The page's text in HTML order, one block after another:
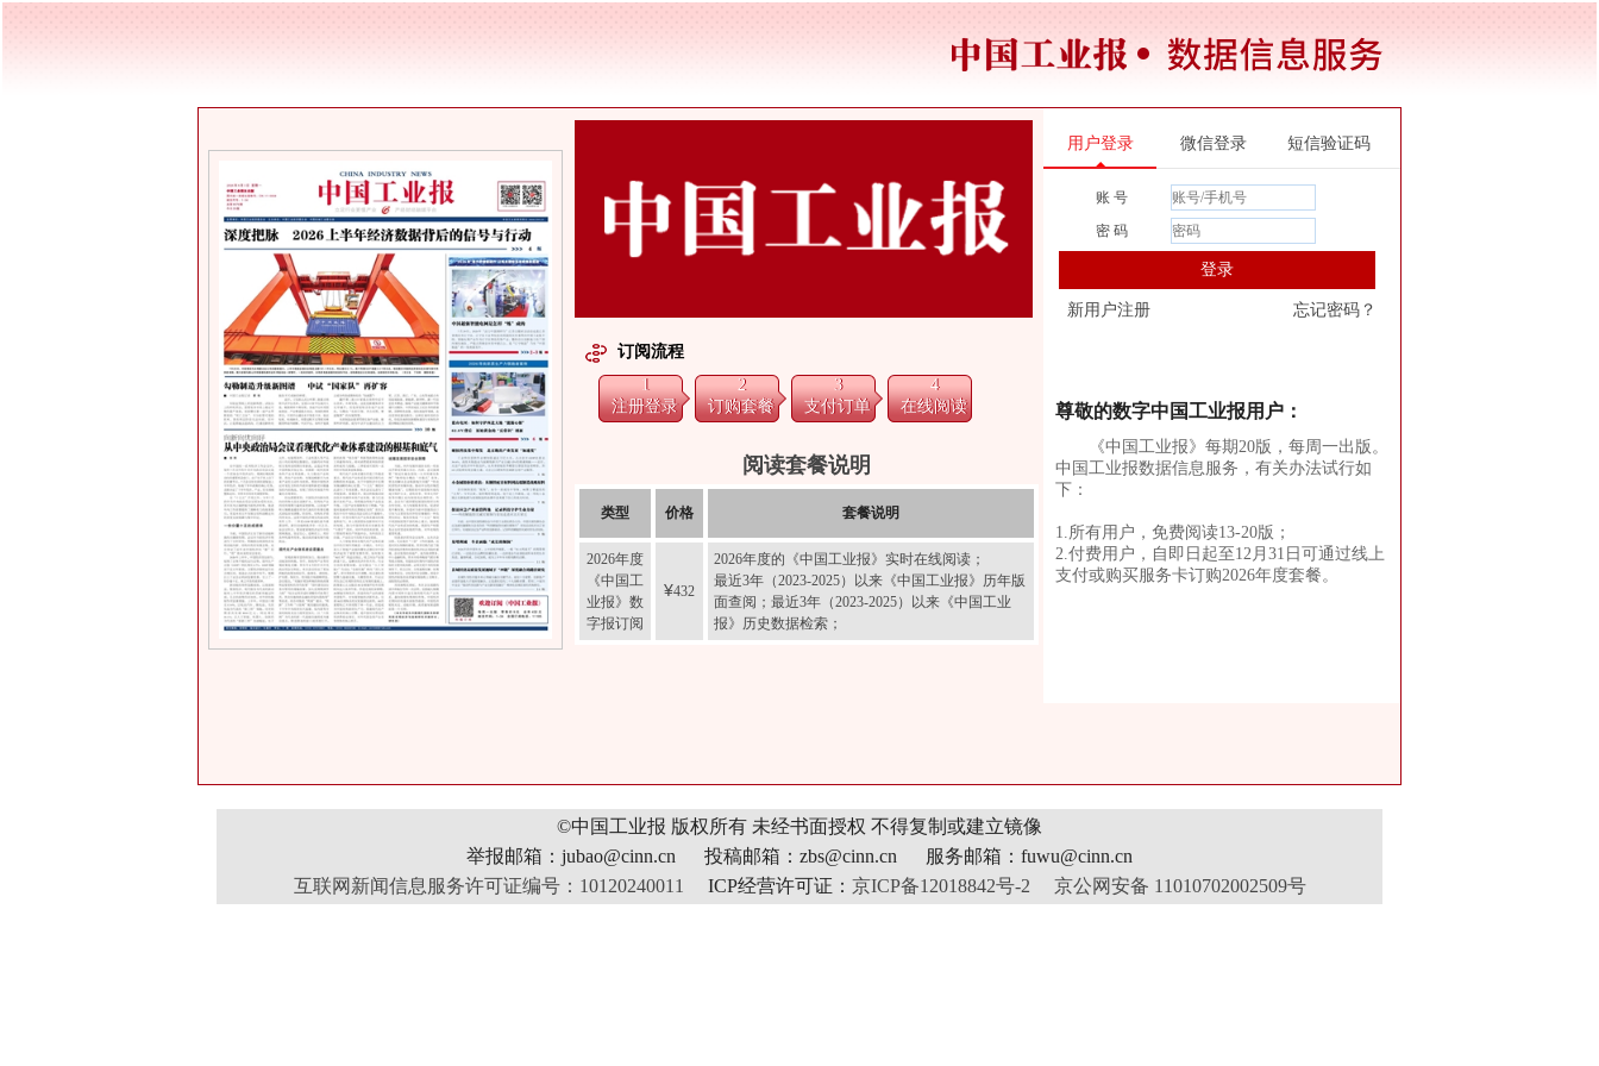
订阅流程
1
注册登录
2
订购套餐
3
支付订单
4
在线阅读
阅读套餐说明
类型 价格 套餐说明
2026年度
《中国工
业报》数
字报订阅
¥432
2026年度的《中国工业报》实时在线阅读；
最近3年（2023-2025）以来《中国工业报》历年版
面查阅；最近3年（2023-2025）以来《中国工业
报》历史数据检索；
用户登录 微信登录 短信验证码
账 号
密 码
登录
新用户注册 忘记密码？
尊敬的数字中国工业报用户：
《中国工业报》每期20版，每周一出版。
中国工业报数据信息服务，有关办法试行如
下：
1.所有用户，免费阅读13-20版；
2.付费用户，自即日起至12月31日可通过线上
支付或购买服务卡订购2026年度套餐。
©中国工业报 版权所有 未经书面授权 不得复制或建立镜像
举报邮箱：jubao@cinn.cn 投稿邮箱：zbs@cinn.cn 服务邮箱：fuwu@cinn.cn
互联网新闻信息服务许可证编号：10120240011
ICP经营许可证： 京ICP备12018842号-2 京公网安备 11010702002509号